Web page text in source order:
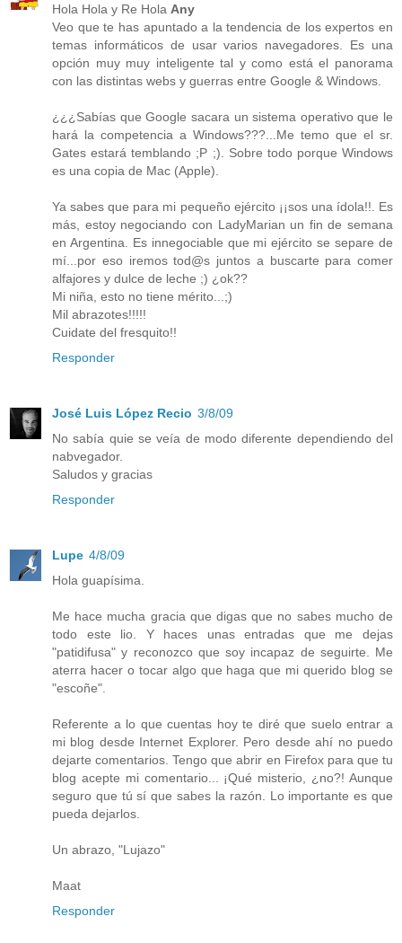
Hola Hola y Re Hola Any
Veo que te has apuntado a la tendencia de los expertos en
temas informáticos de usar varios navegadores. Es una
opción muy muy inteligente tal y como está el panorama
con las distintas webs y guerras entre Google & Windows.
¿¿¿Sabías que Google sacara un sistema operativo que le
hará la competencia a Windows???...Me temo que el sr.
Gates estará temblando ;P ;). Sobre todo porque Windows
es una copia de Mac (Apple).
Ya sabes que para mi pequeño ejército ¡¡sos una ídola!!. Es
más, estoy negociando con LadyMarian un fin de semana
en Argentina. Es innegociable que mi ejército se separe de
mí...por eso iremos tod@s juntos a buscarte para comer
alfajores y dulce de leche ;) ¿ok??
Mi niña, esto no tiene mérito...;)
Mil abrazotes!!!!!
Cuidate del fresquito!!
Responder
José Luis López Recio 3/8/09
No sabía quie se veía de modo diferente dependiendo del
nabvegador.
Saludos y gracias
Responder
Lupe 4/8/09
Hola guapísima.
Me hace mucha gracia que digas que no sabes mucho de
todo este lio. Y haces unas entradas que me dejas
"patidifusa" y reconozco que soy incapaz de seguirte. Me
aterra hacer o tocar algo que haga que mi querido blog se
"escoñe".
Referente a lo que cuentas hoy te diré que suelo entrar a
mi blog desde Internet Explorer. Pero desde ahí no puedo
dejarte comentarios. Tengo que abrir en Firefox para que tu
blog acepte mi comentario... ¡Qué misterio, ¿no?! Aunque
seguro que tú sí que sabes la razón. Lo importante es que
pueda dejarlos.
Un abrazo, "Lujazo"
Maat
Responder